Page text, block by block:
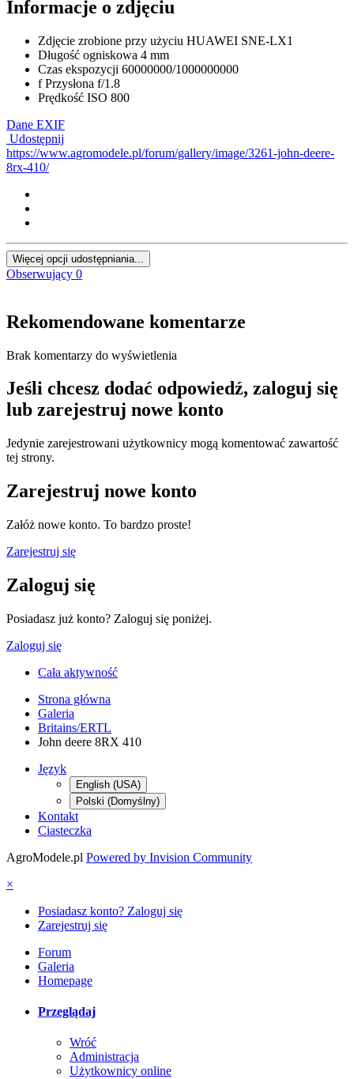
Informacje o zdjęciu
Zdjęcie zrobione przy użyciu HUAWEI SNE-LX1
Długość ogniskowa 4 mm
Czas ekspozycji 60000000/1000000000
f Przysłona f/1.8
Prędkość ISO 800
Dane EXIF
Udostępnij
https://www.agromodele.pl/forum/gallery/image/3261-john-deere-
8rx-410/
Więcej opcji udostępniania...
Obserwujący 0
Rekomendowane komentarze
Brak komentarzy do wyświetlenia
Jeśli chcesz dodać odpowiedź, zaloguj się
lub zarejestruj nowe konto
Jedynie zarejestrowani użytkownicy mogą komentować zawartość
tej strony.
Zarejestruj nowe konto
Załóż nowe konto. To bardzo proste!
Zarejestruj się
Zaloguj się
Posiadasz już konto? Zaloguj się poniżej.
Zaloguj się
Cała aktywność
Strona główna
Galeria
Britains/ERTL
John deere 8RX 410
Język
English (USA)
Polski (Domyślny)
Kontakt
Ciasteczka
AgroModele.pl Powered by Invision Community
×
Posiadasz konto? Zaloguj się
Zarejestruj się
Forum
Galeria
Homepage
Przeglądaj
Wróć
Administracja
Użytkownicy online